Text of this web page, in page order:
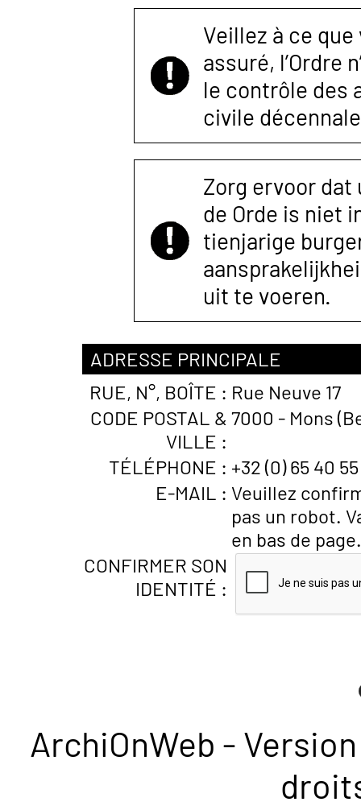
Veillez à ce
assuré, l’Ordre
le contrôle des
civile
Zorg ervoor
de Orde is niet
tienjarige
uit te voeren.
ADRESSE PRINCIPALE
RUE, N°, BOÎTE : Rue Neuve 17
CODE POSTAL &
VILLE :
7000 - Mons
TÉLÉPHONE : +32 (0) 65 40
E-MAIL : Veuillez
pas un robot.
en bas de page.
CONFIRMER SON
IDENTITÉ :
ArchiOnWeb -